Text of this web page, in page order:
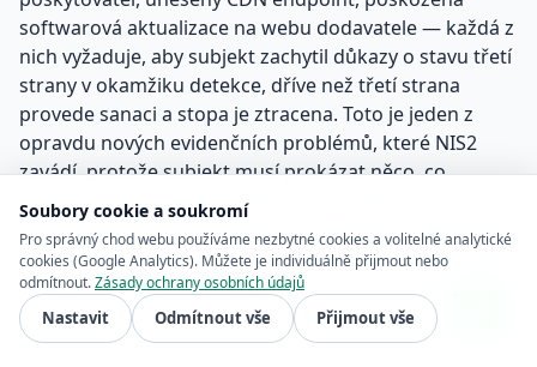
softwarová aktualizace na webu dodavatele — každá z
nich vyžaduje, aby subjekt zachytil důkazy o stavu třetí
strany v okamžiku detekce, dříve než třetí strana
provede sanaci a stopa je ztracena. Toto je jeden z
opravdu nových evidenčních problémů, které NIS2
zavádí, protože subjekt musí prokázat něco, co
nekontroloval. Jediným řešením je zachytit stav třetí
strany jako forenzní snapshot v okamžiku uvědomění
— s důvěryhodným časovým razítkem, které dokazuje,
kdy bylo zachycení provedeno — a uchovat toto
zachycení nezávisle na třetí straně.
Soubory cookie a soukromí
Pro správný chod webu používáme nezbytné cookies a volitelné analytické
cookies (Google Analytics). Můžete je individuálně přijmout nebo
odmítnout.Zásady ochrany osobních údajů
Nastavit Odmítnout vše Přijmout vše